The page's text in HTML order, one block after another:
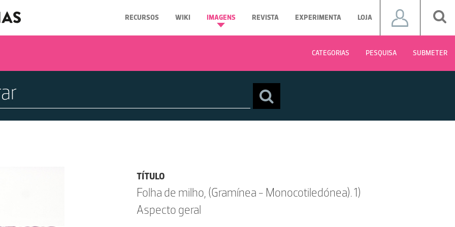
RECURSOS WIKI IMAGENS REVISTA EXPERIMENTA LOJA
CATEGORIAS PESQUISA SUBMETER
TÍTULO
Folha de milho, (Gramínea - Monocotiledónea). 1)
Aspecto geral